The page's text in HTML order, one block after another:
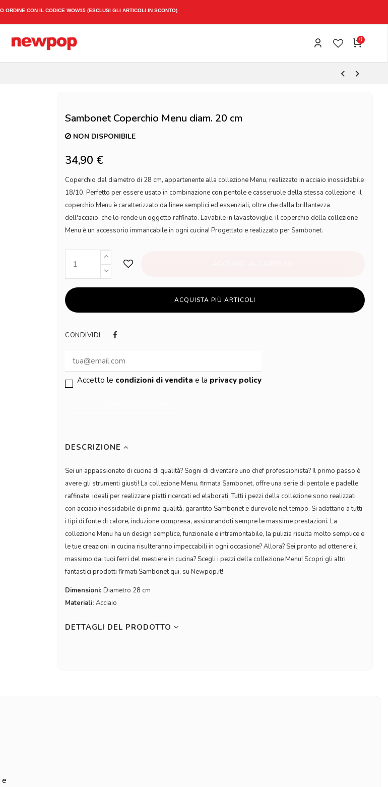
ESPRESSA 1-3 GIORNI LAVORATIVI
0
Sambonet Coperchio Menu diam. 20 cm
NON DISPONIBILE
34,90 €
Coperchio dal diametro di 28 cm, appartenente alla collezione Menu, realizzato in acciaio inossidabile
18/10. Perfetto per essere usato in combinazione con pentole e casseruole della stessa collezione, il
coperchio Menu è caratterizzato da linee semplici ed essenziali, oltre che dalla brillantezza
dell'acciaio, che lo rende un oggetto raffinato. Lavabile in lavastoviglie, il coperchio della collezione
Menu è un accessorio immancabile in ogni cucina! Progettato e realizzato per Sambonet.
ACQUISTA PIÙ ARTICOLI
CONDIVIDI
Accetto le condizioni di vendita e la privacy policy
DESCRIZIONE
Sei un appassionato di cucina di qualità? Sogni di diventare uno chef professionista? Il primo passo è
avere gli strumenti giusti! La collezione Menu, firmata Sambonet, offre una serie di pentole e padelle
raffinate, ideali per realizzare piatti ricercati ed elaborati. Tutti i pezzi della collezione sono realizzati
con acciaio inossidabile di prima qualità, garantito Sambonet e durevole nel tempo. Si adattano a tutti
i tipi di fonte di calore, induzione compresa, assicurandoti sempre le massime prestazioni. La
collezione Menu ha un design semplice, funzionale e intramontabile, la pulizia risulta molto semplice e
le tue creazioni in cucina risulteranno impeccabili in ogni occasione? Allora? Sei pronto ad ottenere il
massimo dai tuoi ferri del mestiere in cucina? Scegli i pezzi della collezione Menu! Scopri gli altri
fantastici prodotti firmati Sambonet qui, su Newpop.it!
Dimensioni: Diametro 28 cm
Materiali: Acciaio
DETTAGLI DEL PRODOTTO